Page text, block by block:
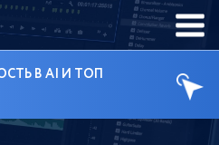
В AI И ТОП